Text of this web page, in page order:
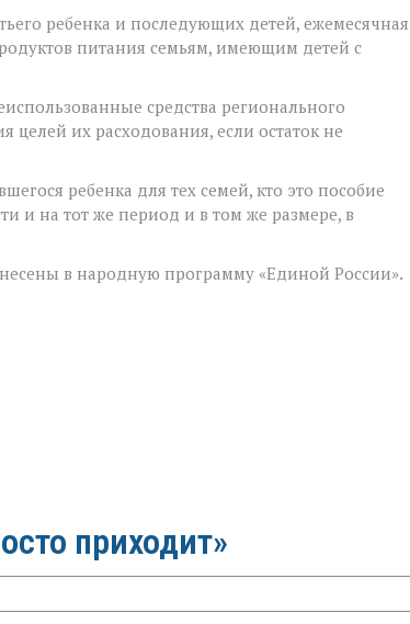
ребенка и последующих детей, ежемесячная
питания семьям, имеющим детей с
средства регионального
их расходования, если остаток не
ребенка для тех семей, кто это пособие
и на тот же период и в том же размере, в
в народную программу «Единой России».
приходит»